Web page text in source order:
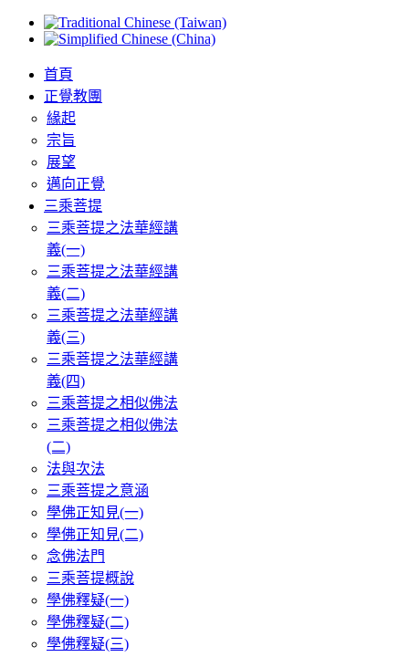
首頁
正覺教團
緣起
宗旨
展望
邁向正覺
三乘菩提
三乘菩提之法華經講
義(一)
三乘菩提之法華經講
義(二)
三乘菩提之法華經講
義(三)
三乘菩提之法華經講
義(四)
三乘菩提之相似佛法
三乘菩提之相似佛法
(二)
法與次法
三乘菩提之意涵
學佛正知見(一)
學佛正知見(二)
念佛法門
三乘菩提概說
學佛釋疑(一)
學佛釋疑(二)
學佛釋疑(三)